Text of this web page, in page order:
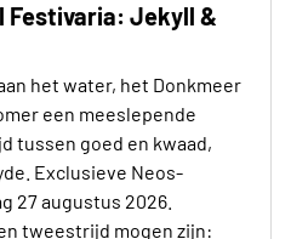
Festivaria: Jekyll &
het water, het Donkmeer
een meeslepende
tussen goed en kwaad,
Exclusieve Neos-
27 augustus 2026.
tweestrijd mogen zijn: